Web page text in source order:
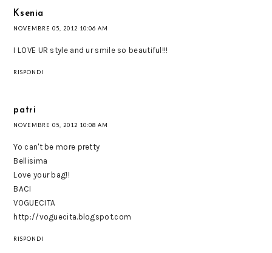
Ksenia
NOVEMBRE 05, 2012 10:06 AM
I LOVE UR style and ur smile so beautiful!!!
RISPONDI
patri
NOVEMBRE 05, 2012 10:08 AM
Yo can't be more pretty
Bellisima
Love your bag!!
BACI
VOGUECITA
http://voguecita.blogspot.com
RISPONDI